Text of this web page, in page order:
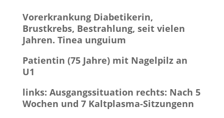
Vorerkrankung Diabetikerin,
Brustkrebs, Bestrahlung, seit vielen
Jahren. Tinea unguium
Patientin (75 Jahre) mit Nagelpilz an
U1
links: Ausgangssituation rechts: Nach 5
Wochen und 7 Kaltplasma-Sitzungenn